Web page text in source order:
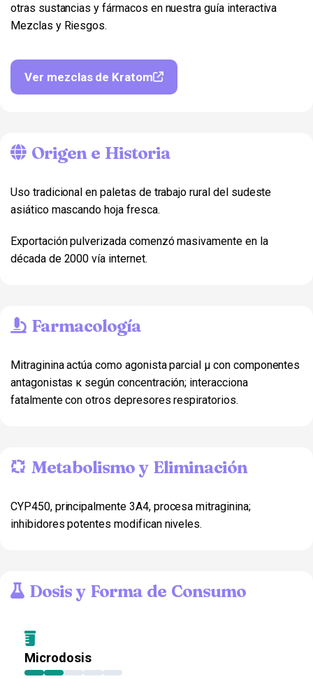
otras sustancias y fármacos en nuestra guía interactiva
Mezclas y Riesgos.
Ver mezclas de Kratom
Origen e Historia
Uso tradicional en paletas de trabajo rural del sudeste
asiático mascando hoja fresca.
Exportación pulverizada comenzó masivamente en la
década de 2000 vía internet.
Farmacología
Mitraginina actúa como agonista parcial μ con componentes
antagonistas κ según concentración; interacciona
fatalmente con otros depresores respiratorios.
Metabolismo y Eliminación
CYP450, principalmente 3A4, procesa mitraginina;
inhibidores potentes modifican niveles.
Dosis y Forma de Consumo
Microdosis